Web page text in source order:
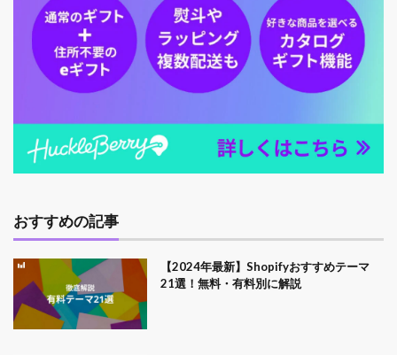
おすすめの記事
【2024年最新】Shopifyおすすめテーマ
21選！無料・有料別に解説